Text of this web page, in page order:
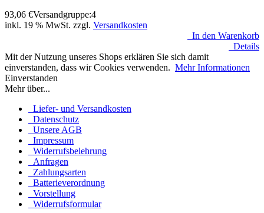
93,06 €Versandgruppe:4
inkl. 19 % MwSt. zzgl. Versandkosten
In den Warenkorb
Details
Mit der Nutzung unseres Shops erklären Sie sich damit
einverstanden, dass wir Cookies verwenden. Mehr Informationen
Einverstanden
Mehr über...
Liefer- und Versandkosten
Datenschutz
Unsere AGB
Impressum
Widerrufsbelehrung
Anfragen
Zahlungsarten
Batterieverordnung
Vorstellung
Widerrufsformular